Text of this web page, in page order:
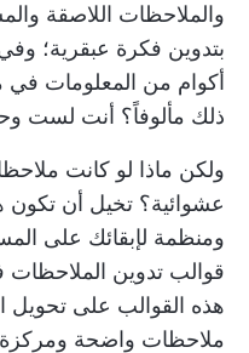
والملاحظات اللاصقة
بتدوين فكرة عبقرية؛
أكوام من المعلومات في
ذلك مألوفاً؟ أنت لست
ولكن ماذا لو كانت
عشوائية؟ تخيل أن
ومنظمة لإبقائك على
قوالب تدوين
هذه القوالب على تحويل
ملاحظات واضحة